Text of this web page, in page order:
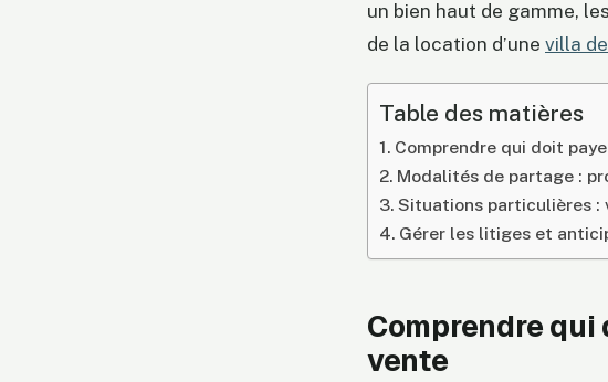
un bien haut de gamme,
de la location d’une villa
Table des matières
Comprendre qui doit
Modalités de partage :
Situations particulières :
Gérer les litiges et
Comprendre qui
vente